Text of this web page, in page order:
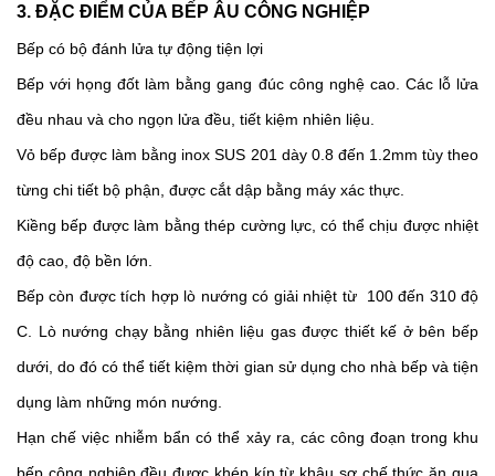
3. ĐẶC ĐIỂM CỦA BẾP ÂU CÔNG NGHIỆP
Bếp có bộ đánh lửa tự động tiện lợi
Bếp với họng đốt làm bằng gang đúc công nghệ cao. Các lỗ lửa
đều nhau và cho ngọn lửa đều, tiết kiệm nhiên liệu.
Vỏ bếp được làm bằng inox SUS 201 dày 0.8 đến 1.2mm tùy theo
từng chi tiết bộ phận, được cắt dập bằng máy xác thực.
Kiềng bếp được làm bằng thép cường lực, có thể chịu được nhiệt
độ cao, độ bền lớn.
Bếp còn được tích hợp lò nướng có giải nhiệt từ  100 đến 310 độ
C. Lò nướng chạy bằng nhiên liệu gas được thiết kế ở bên bếp
dưới, do đó có thể tiết kiệm thời gian sử dụng cho nhà bếp và tiện
dụng làm những món nướng.
Hạn chế việc nhiễm bẩn có thể xảy ra, các công đoạn trong khu
bếp công nghiệp đều được khép kín từ khâu sơ chế thức ăn qua